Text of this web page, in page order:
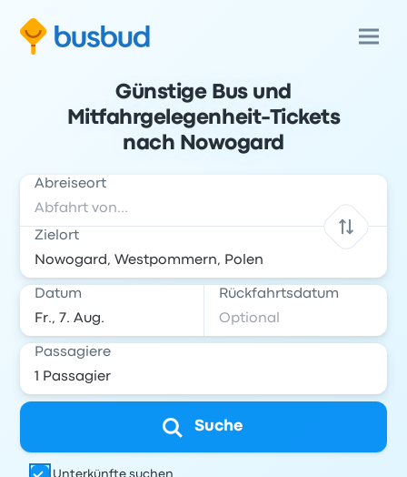
Günstige Bus und
Mitfahrgelegenheit-Tickets
nach Nowogard
Abreiseort
Zielort
Datum Rückfahrtsdatum
Passagiere
Suche
Unterkünfte suchen